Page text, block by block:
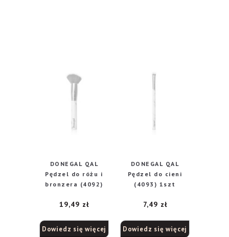
DONEGAL QAL
Pędzel do różu i
bronzera (4092)
19,49 zł
Dowiedz się więcej
DONEGAL QAL
Pędzel do cieni
(4093) 1szt
7,49 zł
Dowiedz się więcej